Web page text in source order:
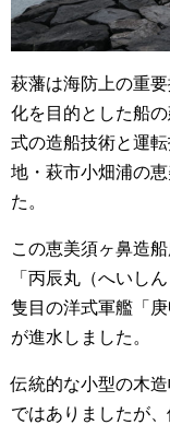
萩藩は海防上の重
化を目的とした船
式の造船技術と運
地・萩市小畑浦の
た。
この恵美須ヶ鼻造
「丙辰丸（へいし
隻目の洋式軍艦「
が進水しました。
伝統的な小型の木
ではありましたが